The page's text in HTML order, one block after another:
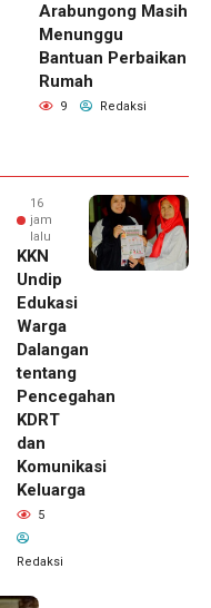
Arabungong Masih
Menunggu
Bantuan Perbaikan
Rumah
9 Redaksi
16
jam
lalu
KKN
Undip
Edukasi
Warga
Dalangan
tentang
Pencegahan
KDRT
dan
Komunikasi
Keluarga
5
Redaksi